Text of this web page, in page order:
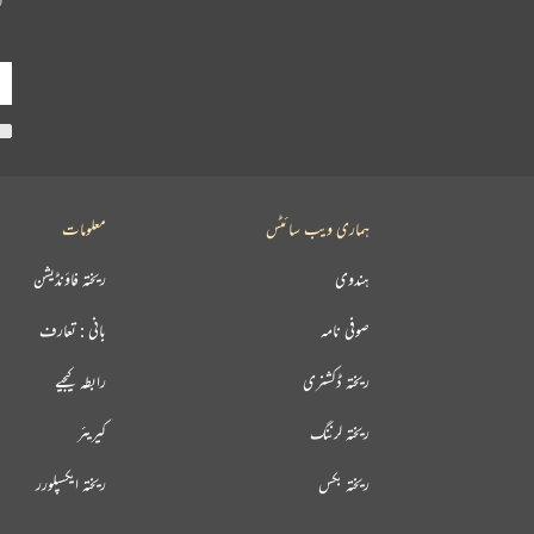
معلومات
ریختہ فاؤنڈیشن
بانی : تعارف
رابطہ کیجیے
کیریئر
ریختہ ایکسپلورر
ہماری ویب سائٹس
ہندوی
صوفی نامہ
ریختہ ڈکشنری
ریختہ لرننگ
ریختہ بکس